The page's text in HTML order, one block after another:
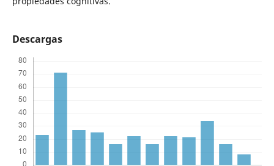
Descargas